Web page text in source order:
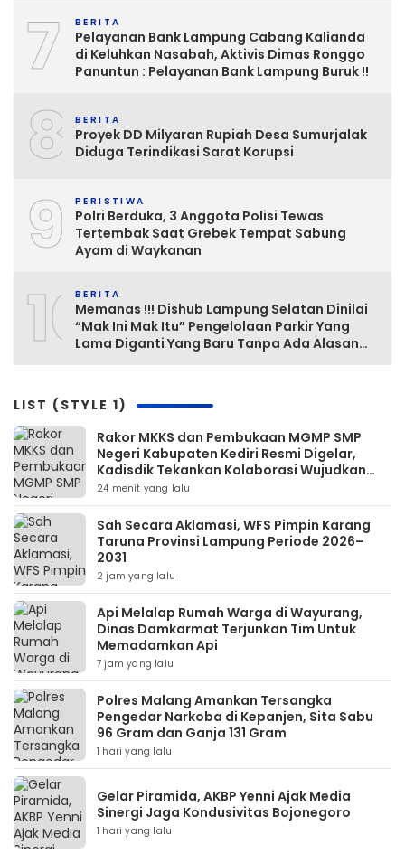
7 BERITA
Pelayanan Bank Lampung Cabang Kalianda
di Keluhkan Nasabah, Aktivis Dimas Ronggo
Panuntun : Pelayanan Bank Lampung Buruk !!
8 BERITA
Proyek DD Milyaran Rupiah Desa Sumurjalak
Diduga Terindikasi Sarat Korupsi
9 PERISTIWA
Polri Berduka, 3 Anggota Polisi Tewas
Tertembak Saat Grebek Tempat Sabung
Ayam di Waykanan
10BERITA
Memanas !!! Dishub Lampung Selatan Dinilai
“Mak Ini Mak Itu” Pengelolaan Parkir Yang
Lama Diganti Yang Baru Tanpa Ada Alasan
LIST (STYLE 1)
Rakor MKKS dan Pembukaan MGMP SMP
Negeri Kabupaten Kediri Resmi Digelar,
Kadisdik Tekankan Kolaborasi Wujudkan
Pendidikan Bermutu
24 menit yang lalu
Sah Secara Aklamasi, WFS Pimpin Karang
Taruna Provinsi Lampung Periode 2026–
2031
2 jam yang lalu
Api Melalap Rumah Warga di Wayurang,
Dinas Damkarmat Terjunkan Tim Untuk
Memadamkan Api
7 jam yang lalu
Polres Malang Amankan Tersangka
Pengedar Narkoba di Kepanjen, Sita Sabu
96 Gram dan Ganja 131 Gram
1 hari yang lalu
Gelar Piramida, AKBP Yenni Ajak Media
Sinergi Jaga Kondusivitas Bojonegoro
1 hari yang lalu